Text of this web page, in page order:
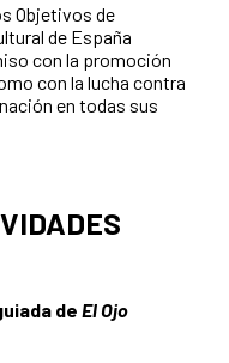
Objetivos de
de España
con la promoción
con la lucha contra
en todas sus
de El Ojo